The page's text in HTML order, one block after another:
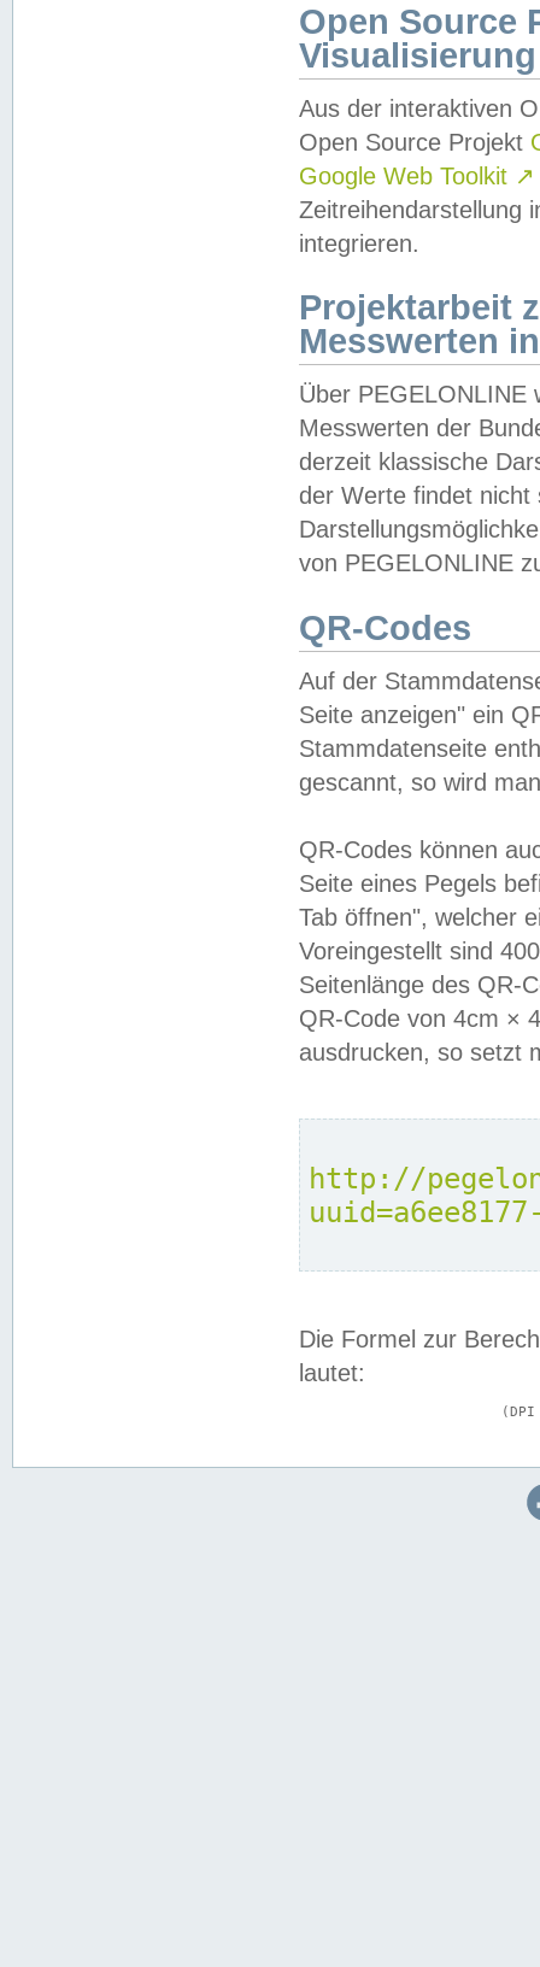
Open Source
Visualisierung
Aus der interaktiven
Open Source Projekt
Google Web Toolkit ↗
Zeitreihendarstellung
integrieren.
Projektarbeit
Messwerten
Über PEGELONLINE
Messwerten der
derzeit klassische
der Werte findet
von PEGELONLINE
QR-Codes
Auf der
Seite anzeigen" ein
Stammdatenseite
gescannt, so wird
QR-Codes können
Seite eines Pegels
Tab öffnen", welcher
Voreingestellt sind
Seitenlänge des QR-
QR-Code von 4cm ×
ausdrucken, so setzt
http://
Die Formel zur
lautet: